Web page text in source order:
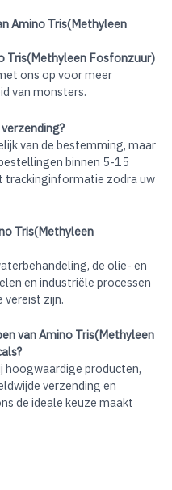
Amino Tris(Methyleen
Tris(Methyleen Fosfonzuur)
ons op voor meer
van monsters.
van de bestemming, maar
binnen 5-15
trackinginformatie zodra uw
Tris(Methyleen
de olie- en
en industriële processen
vereist zijn.
van Amino Tris(Methyleen
hoogwaardige producten,
verzending en
de ideale keuze maakt